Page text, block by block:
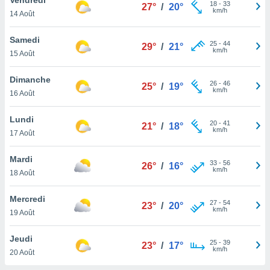
et
»,
au
vous
qu'ils
ou
le
ainsi
un
la
du
14 Août
27° / 20° 18- 33
km/h
Samedi
15 Août
29° / 21° 25- 44
km/h
Dimanche
16 Août
25° / 19° 26- 46
km/h
Lundi
17 Août
21° / 18° 20- 41
km/h
Mardi
18 Août
26° / 16° 33- 56
km/h
Mercredi
19 Août
23° / 20° 27- 54
km/h
Jeudi
20 Août
23° / 17° 25- 39
km/h